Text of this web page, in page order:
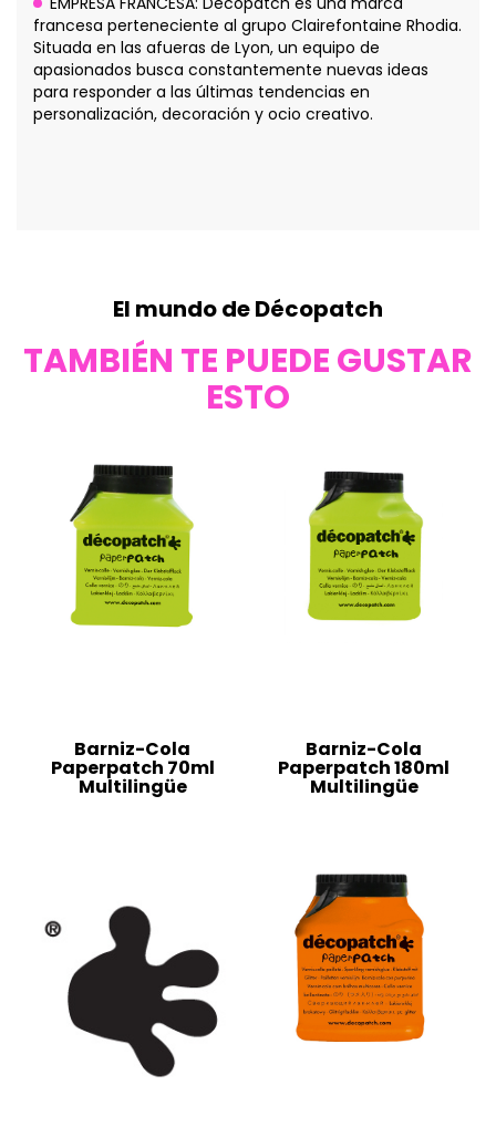
francesa perteneciente al grupo Clairefontaine Rhodia.
Situada en las afueras de Lyon, un equipo de
apasionados busca constantemente nuevas ideas
para responder a las últimas tendencias en
personalización, decoración y ocio creativo.
El mundo de Décopatch
TAMBIÉN TE PUEDE GUSTAR
ESTO
Barniz-Cola
Paperpatch 70ml
Multilingüe
Barniz-Cola
Paperpatch 180ml
Multilingüe